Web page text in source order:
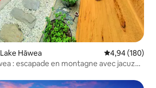
Hāwea Évaluation
4,94 (180)
: escapade en montagne avec jacuzzi